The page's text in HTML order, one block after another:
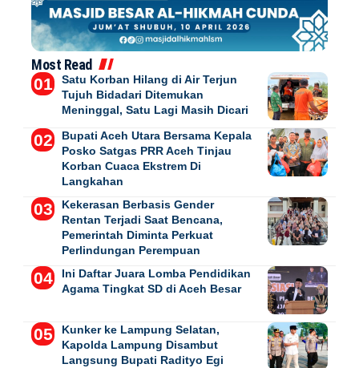
Most Read
Satu Korban Hilang di Air Terjun
Tujuh Bidadari Ditemukan
Meninggal, Satu Lagi Masih Dicari
Bupati Aceh Utara Bersama Kepala
Posko Satgas PRR Aceh Tinjau
Korban Cuaca Ekstrem Di
Langkahan
Kekerasan Berbasis Gender
Rentan Terjadi Saat Bencana,
Pemerintah Diminta Perkuat
Perlindungan Perempuan
Ini Daftar Juara Lomba Pendidikan
Agama Tingkat SD di Aceh Besar
Kunker ke Lampung Selatan,
Kapolda Lampung Disambut
Langsung Bupati Radityo Egi